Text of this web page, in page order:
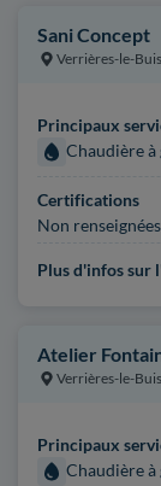
Sani Concept
Verrières-le-
Principaux
Chaudière à
Certifications
Non renseignées
Plus d'infos sur
Atelier
Verrières-le-
Principaux
Chaudière à